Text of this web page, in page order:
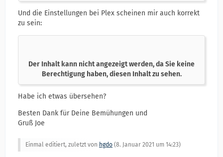
Und die Einstellungen bei Plex scheinen mir auch korrekt
zu sein:
Der Inhalt kann nicht angezeigt werden, da Sie keine
Berechtigung haben, diesen Inhalt zu sehen.
Habe ich etwas übersehen?
Besten Dank für Deine Bemühungen und
Gruß Joe
Einmal editiert, zuletzt von hgdo (8. Januar 2021 um 14:23)